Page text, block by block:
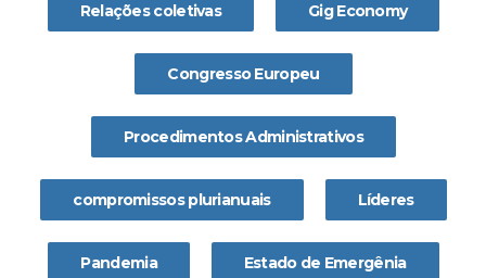
Relações coletivas Gig Economy
Congresso Europeu
Procedimentos Administrativos
compromissos plurianuais Líderes
Pandemia Estado de Emergênia